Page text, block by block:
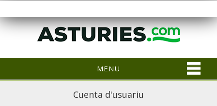
MENU
Cuenta d'usuariu